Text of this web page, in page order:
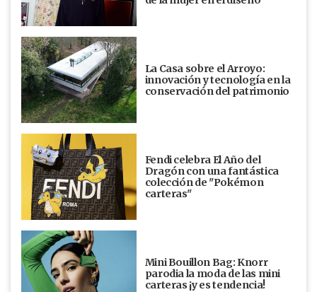
La Casa sobre el Arroyo:
innovación y tecnología en la
conservación del patrimonio
Fendi celebra El Año del
Dragón con una fantástica
colección de "Pokémon
carteras"
Mini Bouillon Bag: Knorr
parodia la moda de las mini
carteras ¡y es tendencia!